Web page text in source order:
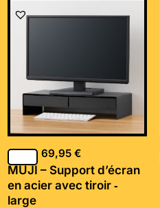
69,95€
MUJI – Support d’écran
en acier avec tiroir ‐
large